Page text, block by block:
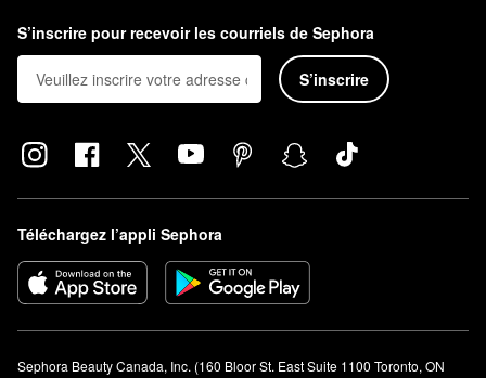
S’inscrire pour recevoir les courriels de Sephora
S’inscrire
Téléchargez l’appli Sephora
Sephora Beauty Canada, Inc. (160 Bloor St. East Suite 1100 Toronto, ON